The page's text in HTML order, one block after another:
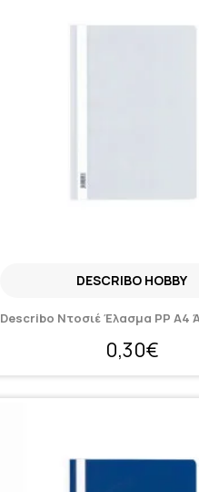
DESCRIBO HOBBY
Describo Ντοσιέ Έλασμα PP A4
0,30€